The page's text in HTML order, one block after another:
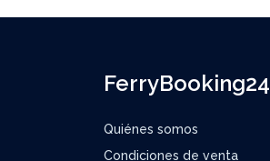
FerryBooking24
Quiénes somos
Condiciones de venta